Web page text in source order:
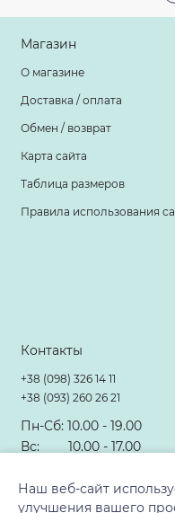
Магазин
О магазине
Доставка / оплата
Обмен / возврат
Карта сайта
Таблица размеров
Правила использования
Контакты
+38 (098) 326 14 11
+38 (093) 260 26 21
Пн-Сб: 10.00 - 19.00
Вс: 10.00 - 17.00
Наш веб-сайт
улучшения вашего